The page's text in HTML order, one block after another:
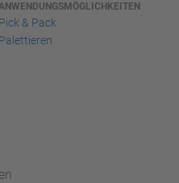
Pick & Pack
Palettieren